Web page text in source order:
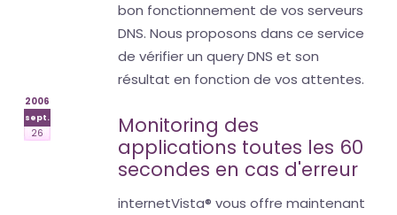
bon fonctionnement de vos serveurs
DNS. Nous proposons dans ce service
de vérifier un query DNS et son
résultat en fonction de vos attentes.
2006
sept.
26
Monitoring des
applications toutes les 60
secondes en cas d'erreur
internetVista® vous offre maintenant